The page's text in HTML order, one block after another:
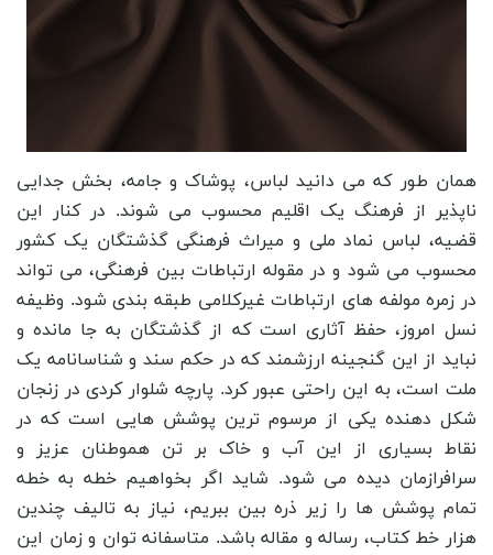
همان طور که می دانید لباس، پوشاک و جامه، بخش جدایی
ناپذیر از فرهنگ یک اقلیم محسوب می شوند. در کنار این
قضیه، لباس نماد ملی و میراث فرهنگی گذشتگان یک کشور
محسوب می شود و در مقوله ارتباطات بین فرهنگی، می تواند
در زمره مولفه های ارتباطات غیرکلامی طبقه بندی شود. وظیفه
نسل امروز، حفظ آثاری است که از گذشتگان به جا مانده و
نباید از این گنجینه ارزشمند که در حکم سند و شناسانامه یک
ملت است، به این راحتی عبور کرد. پارچه شلوار کردی در زنجان
شکل دهنده یکی از مرسوم ترین پوشش هایی است که در
نقاط بسیاری از این آب و خاک بر تن هموطنان عزیز و
سرافرازمان دیده می شود. شاید اگر بخواهیم خطه به خطه
تمام پوشش ها را زیر ذره بین ببریم، نیاز به تالیف چندین
هزار خط کتاب، رساله و مقاله باشد. متاسفانه توان و زمان این